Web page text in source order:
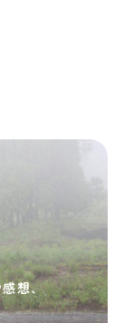
想、